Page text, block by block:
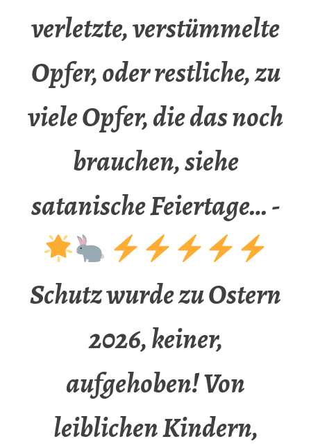
verletzte, verstümmelte
Opfer, oder restliche, zu
viele Opfer, die das noch
brauchen, siehe
satanische Feiertage… -
Schutz wurde zu Ostern
2026, keiner,
aufgehoben! Von
leiblichen Kindern,